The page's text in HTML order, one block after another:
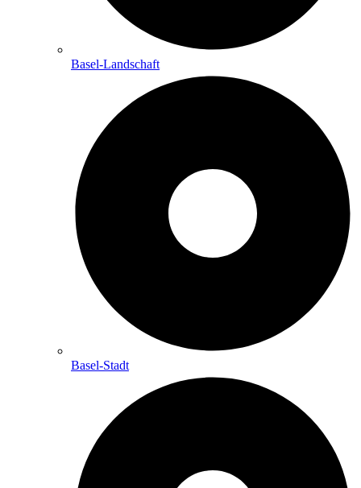
Basel-Landschaft
Basel-Stadt